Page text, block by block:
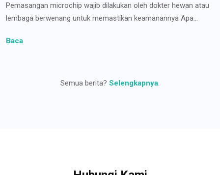
Pemasangan microchip wajib dilakukan oleh dokter hewan atau
lembaga berwenang untuk memastikan keamanannya Apa...
Baca
Semua berita? Selengkapnya.